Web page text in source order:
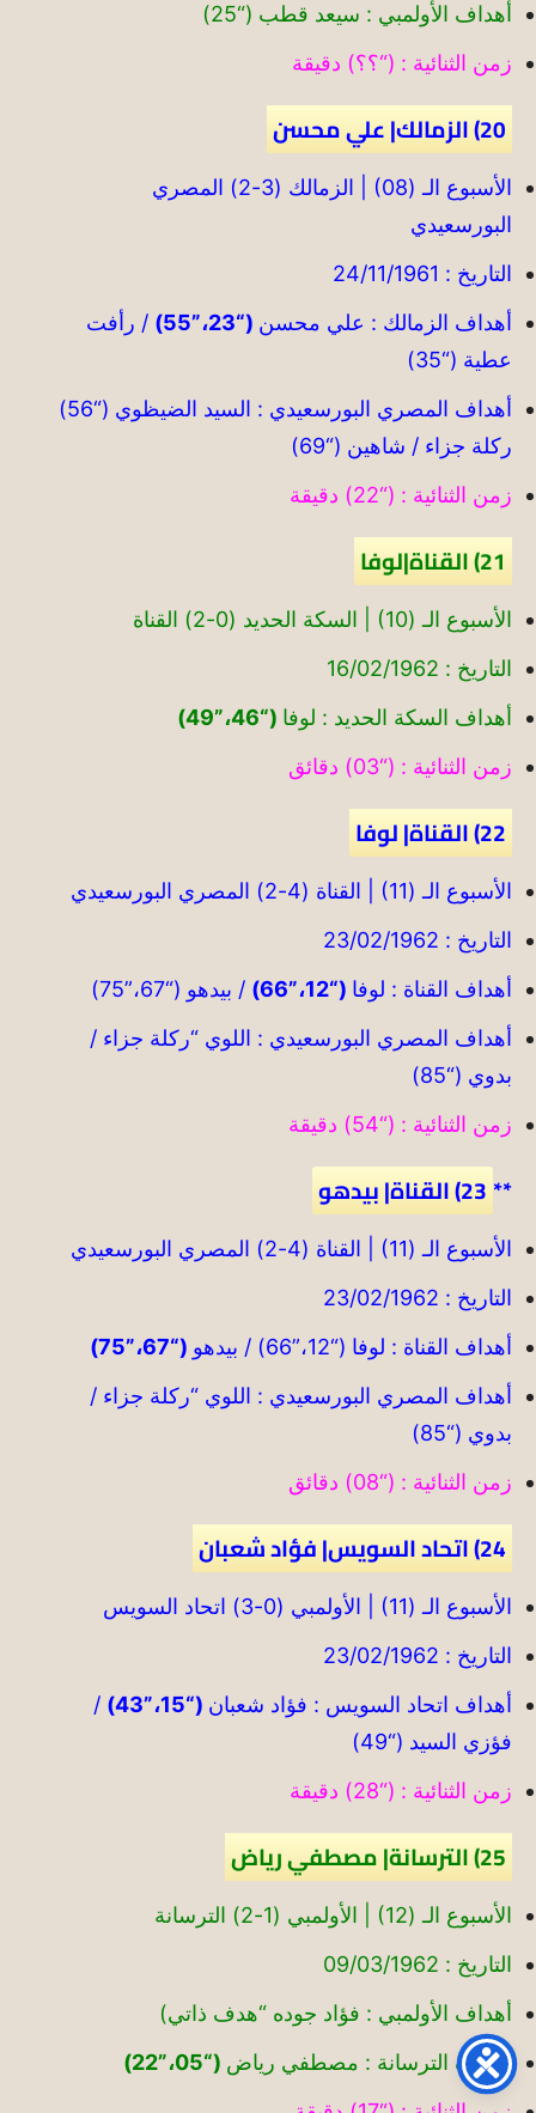
أهداف الأولمبي : سيعد قطب (“25)
زمن الثنائية : (“؟؟) دقيقة
20) الزمالك| علي محسن
الأسبوع الـ (08) | الزمالك (3-2) المصري
البورسعيدي
التاريخ : 24/11/1961
أهداف الزمالك : علي محسن (“23،”55)
/ رأفت
عطية (“35)
أهداف المصري البورسعيدي : السيد الضيظوي (“56)
ركلة جزاء / شاهين (“69)
زمن الثنائية : (“22) دقيقة
21) القناة|لوفا
الأسبوع الـ (10) | السكة الحديد (0-2) القناة
التاريخ : 16/02/1962
أهداف السكة الحديد : لوفا (“46،”49)
زمن الثنائية : (“03) دقائق
22) القناة| لوفا
الأسبوع الـ (11) | القناة (4-2) المصري البورسعيدي
التاريخ : 23/02/1962
أهداف القناة : لوفا (“12،”66)
/ بيدهو (“67،”75)
أهداف المصري البورسعيدي : اللوي “ركلة جزاء /
بدوي (“85)
زمن الثنائية : (“54) دقيقة
**23) القناة| بيدهو
الأسبوع الـ (11) | القناة (4-2) المصري البورسعيدي
التاريخ : 23/02/1962
أهداف القناة : لوفا (“12،”66) / بيدهو
(“67،”75)
أهداف المصري البورسعيدي : اللوي “ركلة جزاء /
بدوي (“85)
زمن الثنائية : (“08) دقائق
24) اتحاد السويس| فؤاد شعبان
الأسبوع الـ (11) | الأولمبي (0-3) اتحاد السويس
التاريخ : 23/02/1962
أهداف اتحاد السويس : فؤاد شعبان (“15،”43)
/
فؤزي السيد (“49)
زمن الثنائية : (“28) دقيقة
25) الترسانة| مصطفي رياض
الأسبوع الـ (12) | الأولمبي (1-2) الترسانة
التاريخ : 09/03/1962
أهداف الأولمبي : فؤاد جوده “هدف ذاتي)
أهداف الترسانة : مصطفي رياض (“05،”22)